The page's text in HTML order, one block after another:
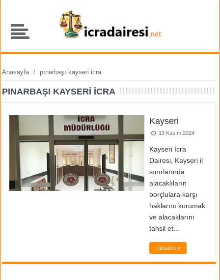
Anasayfa / pınarbaşı kayseri icra
PINARBAŞI KAYSERI ICRA
Kayseri
13 Kasım 2024
Kayseri İcra
Dairesi, Kayseri il
sınırlarında
alacaklıların
borçlulara karşı
haklarını korumak
ve alacaklarını
tahsil et...
Devamı »